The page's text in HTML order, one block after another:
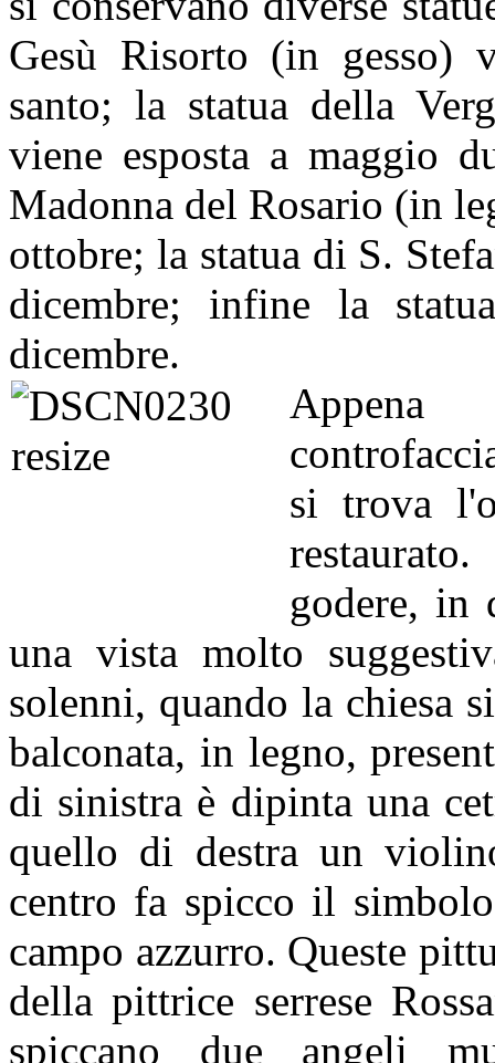
Gesù Risorto (in gesso)
santo; la statua della
viene esposta a maggio
Madonna del Rosario (in
ottobre; la statua di S.
dicembre; infine la
dicembre.
si trova
godere, in
una vista molto
solenni, quando la chiesa
balconata, in legno,
di sinistra è dipinta una
quello di destra un
centro fa spicco il
campo azzurro. Queste
della pittrice serrese
spiccano due angeli